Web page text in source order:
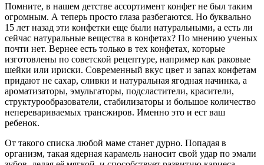
Помните, в нашем детстве ассортимент конфет не был таким
огромным. А теперь просто глаза разбегаются. Но буквально
15 лет назад эти конфетки еще были натуральными, а есть ли
сейчас натуральные вещества в конфетах? По мнению ученых
почти нет. Вернее есть только в тех конфетах, которые
изготовлены по советской рецептуре, например как раковые
шейки или ириски. Современный вкус цвет и запах конфетам
придают не сахар, сливки и натуральная ягодная начинка, а
ароматизаторы, эмульгаторы, подсластители, красители,
структурообразователи, стабилизаторы и большое количество
неперевариваемых трансжиров. Именно это и ест ваш
ребенок.
От такого списка любой маме станет дурно. Попадая в
организм, такая ядерная карамель наносит свой удар по эмали